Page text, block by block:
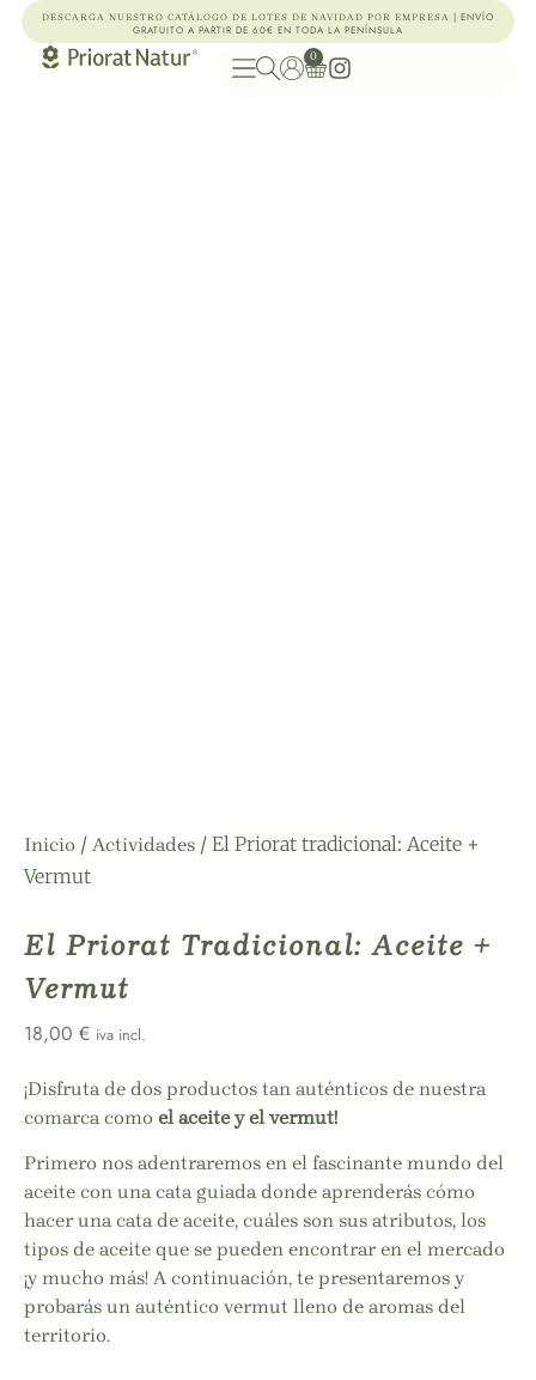
DESCARGA NUESTRO CATÁLOGO DE LOTES DE NAVIDAD POR EMPRESA | ENVÍO
GRATUITO A PARTIR DE 60€ EN TODA LA PENÍNSULA
0
Inicio / Actividades / El Priorat tradicional: Aceite +
Vermut
El Priorat Tradicional: Aceite +
Vermut
18,00 € iva incl.
¡Disfruta de dos productos tan auténticos de nuestra
comarca como el aceite y el vermut!
Primero nos adentraremos en el fascinante mundo del
aceite con una cata guiada donde aprenderás cómo
hacer una cata de aceite, cuáles son sus atributos, los
tipos de aceite que se pueden encontrar en el mercado
¡y mucho más! A continuación, te presentaremos y
probarás un auténtico vermut lleno de aromas del
territorio.